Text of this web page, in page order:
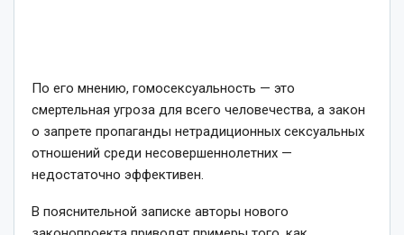
По его мнению, гомосексуальность — это
смертельная угроза для всего человечества, а закон
о запрете пропаганды нетрадиционных сексуальных
отношений среди несовершеннолетних —
недостаточно эффективен.
В пояснительной записке авторы нового